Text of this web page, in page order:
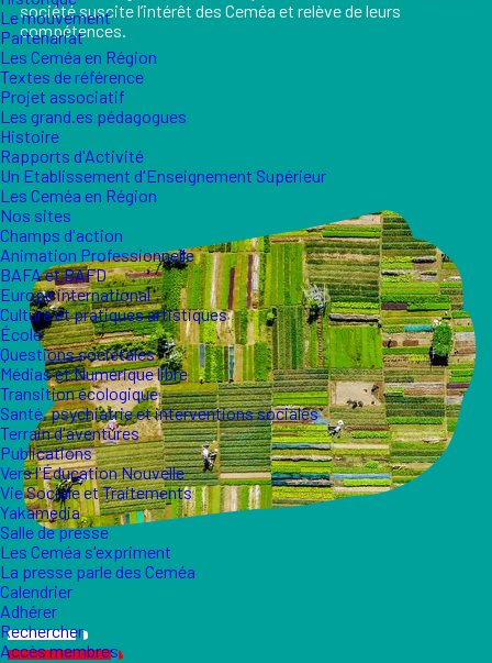
Le mouvement
Partenariat
Les Ceméa en Région
Textes de référence
Projet associatif
Les grand.es pédagogues
Histoire
Rapports d'Activité
Un Etablissement d'Enseignement Supérieur
Les Ceméa en Région
Nos sites
Champs d'action
Animation Professionnelle
BAFA et BAFD
Europe international
Culture et pratiques artistiques
École
Questions sociétales
Médias et Numérique libre
Transition écologique
Santé, psychiatrie et interventions sociales
Terrain d'aventures
Publications
Vers l'Éducation Nouvelle
Vie Sociale et Traitements
Yakamedia
Salle de presse
Les Ceméa s'expriment
La presse parle des Ceméa
Calendrier
Adhérer
Rechercher
Accès membres
société suscite l’intérêt des Ceméa et relève de leurs
compétences.